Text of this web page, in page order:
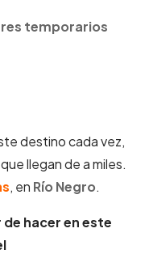
temporarios
destino cada vez,
llegan de a miles.
, en Río Negro.
de hacer en este